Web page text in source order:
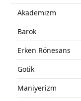
Akademizm
Barok
Erken Rönesans
Gotik
Maniyerizm